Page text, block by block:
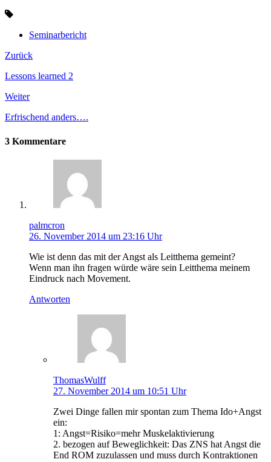
Seminarbericht
Zurück
Lessons learned 2
Weiter
Erfrischend anders….
3 Kommentare
palmcron
26. November 2014 um 23:16 Uhr
Wie ist denn das mit der Angst als Leitthema gemeint?
Wenn man ihn fragen würde wäre sein Leitthema meinem
Eindruck nach Movement.
Antworten
ThomasWulff
27. November 2014 um 10:51 Uhr
Zwei Dinge fallen mir spontan zum Thema Ido+Angst
ein:
1: Angst=Risiko=mehr Muskelaktivierung
2. bezogen auf Beweglichkeit: Das ZNS hat Angst die
End ROM zuzulassen und muss durch Kontraktionen